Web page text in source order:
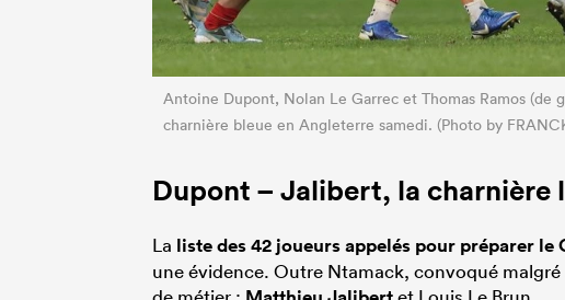
Antoine Dupont, Nolan Le Garrec et Thomas Ramos
charnière bleue en Angleterre samedi. (Photo by
Dupont – Jalibert, la charnière
La liste des 42 joueurs appelés pour préparer le
une évidence. Outre Ntamack, convoqué